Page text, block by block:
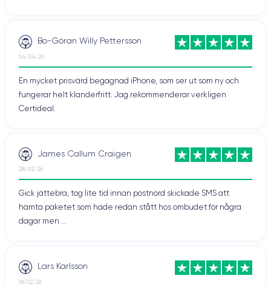
Bo-Göran Willy Pettersson
04/04/26
En mycket prisvärd begagnad iPhone, som ser ut som ny och
fungerar helt klanderfritt. Jag rekommenderar verkligen
Certideal.
James Callum Craigen
28/02/26
Gick jättebra, tog lite tid innan postnord skickade SMS att
hämta paketet som hade redan stått hos ombudet för några
dagar men ...
Lars Karlsson
18/02/26